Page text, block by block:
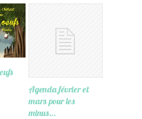
Agenda février et
mars pour les
minus…